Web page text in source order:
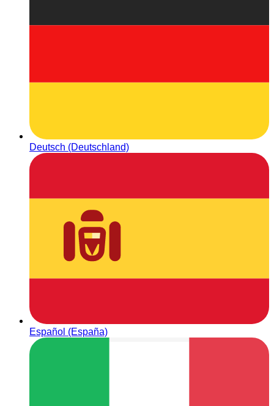
Deutsch (Deutschland)
Español (España)